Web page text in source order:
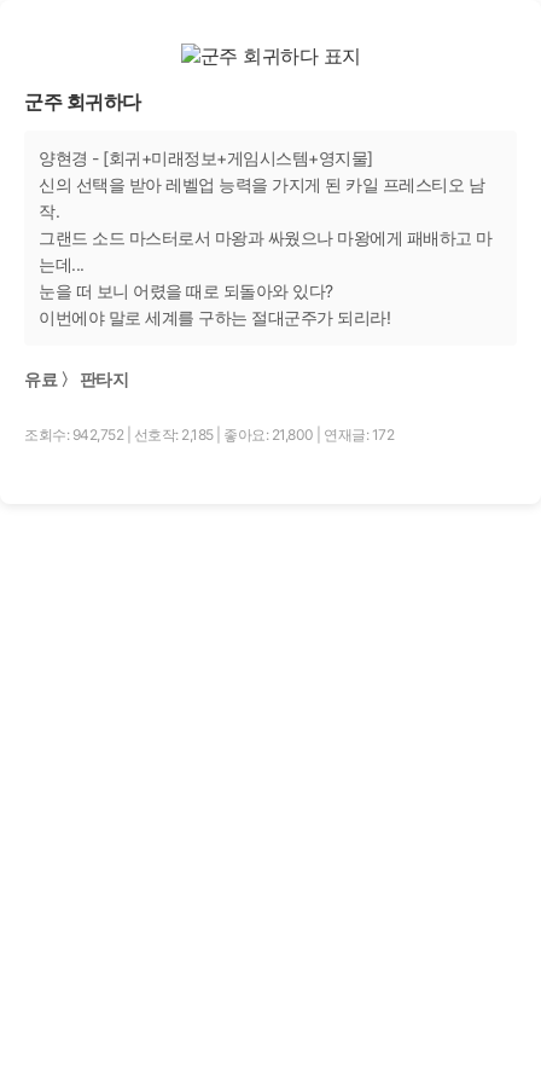
군주 회귀하다
양현경 - [회귀+미래정보+게임시스템+영지물]
신의 선택을 받아 레벨업 능력을 가지게 된 카일 프레스티오 남
작.
그랜드 소드 마스터로서 마왕과 싸웠으나 마왕에게 패배하고 마
는데...
눈을 떠 보니 어렸을 때로 되돌아와 있다?
이번에야 말로 세계를 구하는 절대군주가 되리라!
유료 〉 판타지
조회수: 942,752 선호작: 2,185 좋아요: 21,800 연재글: 172